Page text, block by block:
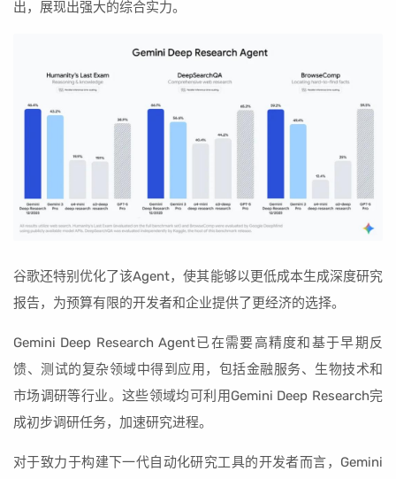
出，展现出强大的综合实力。
谷歌还特别优化了该Agent，使其能够以更低成本生成深度研究
报告，为预算有限的开发者和企业提供了更经济的选择。
Gemini Deep Research Agent已在需要高精度和基于早期反
馈、测试的复杂领域中得到应用，包括金融服务、生物技术和
市场调研等行业。这些领域均可利用Gemini Deep Research完
成初步调研任务，加速研究进程。
对于致力于构建下一代自动化研究工具的开发者而言，Gemini